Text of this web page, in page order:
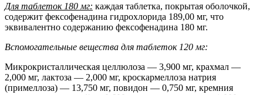
Для таблеток 180 мг: каждая таблетка, покрытая оболочкой,
содержит фексофенадина гидрохлорида 189,00 мг, что
эквивалентно содержанию фексофенадина 180 мг.
Вспомогательные вещества для таблеток 120 мг:
Микрокристаллическая целлюлоза — 3,900 мг, крахмал —
2,000 мг, лактоза — 2,000 мг, кроскармеллоза натрия
(примеллоза) — 13,750 мг, повидон — 0,750 мг, кремния